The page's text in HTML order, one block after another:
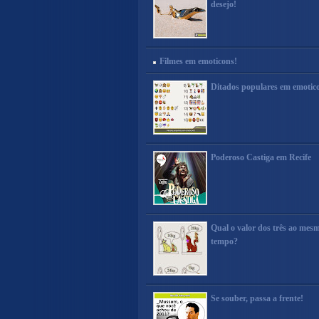
desejo!
Filmes em emoticons!
Ditados populares em
Poderoso Castiga em Recife
Qual o valor dos três ao
tempo?
Se souber, passa a frente!